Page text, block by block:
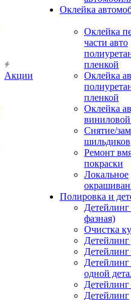
Акции
Оклейка
Оклейка
части авто
пленкой
Оклейка
пленкой
Оклейка
Снятие/
шильдиков
Ремонт
покраски
Локальное
Полировка и
фазная)
Очистка
Детейлинг
одной
Детейлинг